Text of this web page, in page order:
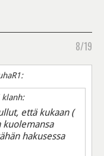
8/19
että kukaan (
hakusessa